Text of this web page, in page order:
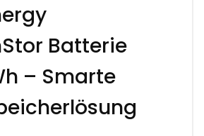
Batterie
– Smarte